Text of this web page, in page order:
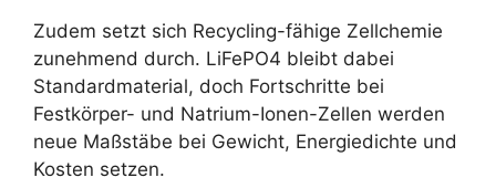
Zudem setzt sich Recycling-fähige Zellchemie
zunehmend durch. LiFePO4 bleibt dabei
Standardmaterial, doch Fortschritte bei
Festkörper- und Natrium-Ionen-Zellen werden
neue Maßstäbe bei Gewicht, Energiedichte und
Kosten setzen.